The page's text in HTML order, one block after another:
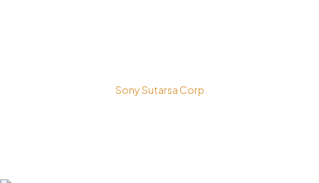
Sony Sutarsa Corp